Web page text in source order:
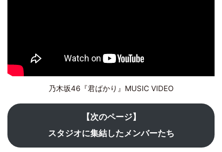
乃木坂46『君ばかり』MUSIC VIDEO
【次のページ】
スタジオに集結したメンバーたち